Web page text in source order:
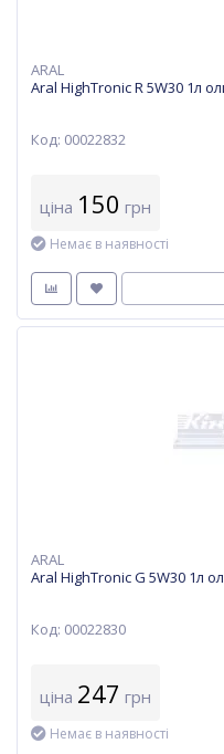
ARAL
Aral HighTronic R 5W30 1л
Код: 00022832
ціна 150 грн
Немає в наявності
ARAL
Aral HighTronic G 5W30 1л
Код: 00022830
ціна 247 грн
Немає в наявності